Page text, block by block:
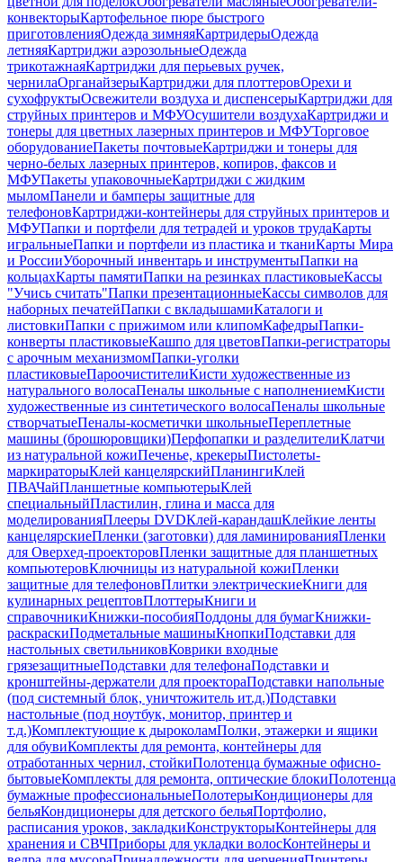
конвекторыКартофельное пюре быстрого
приготовленияОдежда зимняяКартридерыОдежда
летняяКартриджи аэрозольныеОдежда
трикотажнаяКартриджи для перьевых ручек,
чернилаОрганайзерыКартриджи для плоттеровОрехи и
сухофруктыОсвежители воздуха и диспенсерыКартриджи для
струйных принтеров и МФУОсушители воздухаКартриджи и
тонеры для цветных лазерных принтеров и МФУТорговое
оборудованиеПакеты почтовыеКартриджи и тонеры для
черно-белых лазерных принтеров, копиров, факсов и
МФУПакеты упаковочныеКартриджи с жидким
мыломПанели и бамперы защитные для
телефоновКартриджи-контейнеры для струйных принтеров и
МФУПапки и портфели для тетрадей и уроков трудаКарты
игральныеПапки и портфели из пластика и тканиКарты Мира
и РоссииУборочный инвентарь и инструментыПапки на
кольцахКарты памятиПапки на резинках пластиковыеКассы
"Учись считать"Папки презентационныеКассы символов для
наборных печатейПапки с вкладышамиКаталоги и
листовкиПапки с прижимом или клипомКафедрыПапки-
конверты пластиковыеКашпо для цветовПапки-регистраторы
с арочным механизмомПапки-уголки
пластиковыеПароочистителиКисти художественные из
натурального волосаПеналы школьные с наполнениемКисти
художественные из синтетического волосаПеналы школьные
створчатыеПеналы-косметички школьныеПереплетные
машины (брошюровщики)Перфопапки и разделителиКлатчи
из натуральной кожиПеченье, крекерыПистолеты-
маркираторыКлей канцелярскийПланингиКлей
ПВАЧайПланшетные компьютерыКлей
специальныйПластилин, глина и масса для
моделированияПлееры DVDКлей-карандашКлейкие ленты
канцелярскиеПленки (заготовки) для ламинированияПленки
для Оверхед-проекторовПленки защитные для планшетных
компьютеровКлючницы из натуральной кожиПленки
защитные для телефоновПлитки электрическиеКниги для
кулинарных рецептовПлоттерыКниги и
справочникиКнижки-пособияПоддоны для бумагКнижки-
раскраскиПодметальные машиныКнопкиПодставки для
настольных светильниковКоврики входные
грязезащитныеПодставки для телефонаПодставки и
кронштейны-держатели для проектораПодставки напольные
(под системный блок, уничтожитель ит.д.)Подставки
настольные (под ноутбук, монитор, принтер и
т.д.)Комплектующие к дыроколамПолки, этажерки и ящики
для обувиКомплекты для ремонта, контейнеры для
отработанных чернил, стойкиПолотенца бумажные офисно-
бытовыеКомплекты для ремонта, оптические блокиПолотенца
бумажные профессиональныеПолотерыКондиционеры для
бельяКондиционеры для детского бельяПортфолио,
расписания уроков, закладкиКонструкторыКонтейнеры для
хранения и СВЧПриборы для укладки волосКонтейнеры и